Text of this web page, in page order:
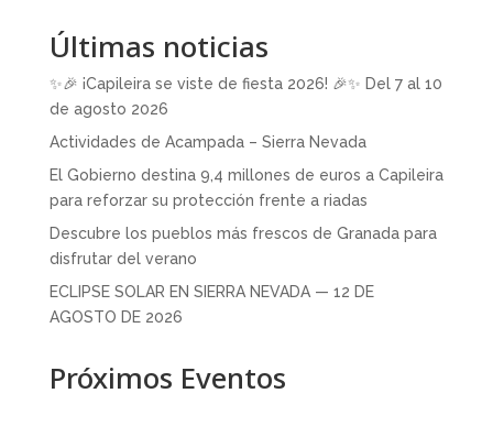
Últimas noticias
✨🎉 ¡Capileira se viste de fiesta 2026! 🎉✨ Del 7 al 10
de agosto 2026
Actividades de Acampada – Sierra Nevada
El Gobierno destina 9,4 millones de euros a Capileira
para reforzar su protección frente a riadas
Descubre los pueblos más frescos de Granada para
disfrutar del verano
ECLIPSE SOLAR EN SIERRA NEVADA — 12 DE
AGOSTO DE 2026
Próximos Eventos